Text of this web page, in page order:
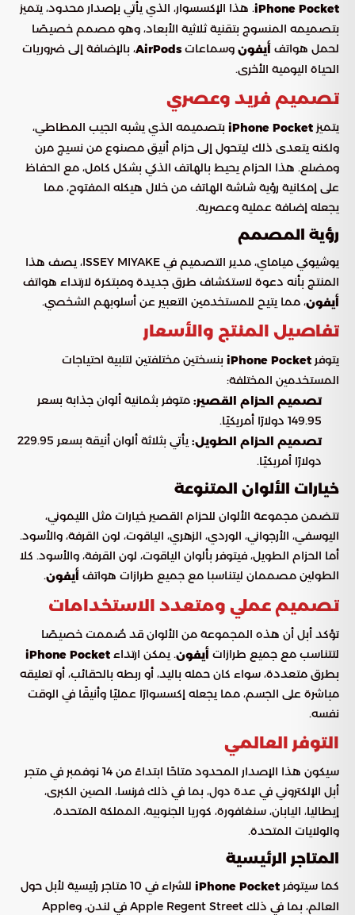
iPhone Pocket. هذا الإكسسوار، الذي يأتي بإصدار محدود، يتميز
بتصميمه المنسوج بتقنية ثلاثية الأبعاد، وهو مصمم خصيصًا
لحمل هواتف أيفون وسماعات AirPods، بالإضافة إلى ضروريات
الحياة اليومية الأخرى.
تصميم فريد وعصري
يتميز iPhone Pocket بتصميمه الذي يشبه الجيب المطاطي،
ولكنه يتعدى ذلك ليتحول إلى حزام أنيق مصنوع من نسيج مرن
ومضلع. هذا الحزام يحيط بالهاتف الذكي بشكل كامل، مع الحفاظ
على إمكانية رؤية شاشة الهاتف من خلال هيكله المفتوح، مما
يجعله إضافة عملية وعصرية.
رؤية المصمم
يوشيوكي مياماي، مدير التصميم في ISSEY MIYAKE، يصف هذا
المنتج بأنه دعوة لاستكشاف طرق جديدة ومبتكرة لارتداء هواتف
أيفون، مما يتيح للمستخدمين التعبير عن أسلوبهم الشخصي.
تفاصيل المنتج والأسعار
يتوفر iPhone Pocket بنسختين مختلفتين لتلبية احتياجات
المستخدمين المختلفة:
تصميم الحزام القصير: متوفر بثمانية ألوان جذابة بسعر
149.95 دولارًا أمريكيًا.
تصميم الحزام الطويل:
يأتي بثلاثة ألوان أنيقة بسعر 229.95
دولارًا أمريكيًا.
خيارات الألوان المتنوعة
تتضمن مجموعة الألوان للحزام القصير خيارات مثل الليموني،
اليوسفي، الأرجواني، الوردي، الزهري، الياقوت، لون القرفة، والأسود.
أما الحزام الطويل، فيتوفر بألوان الياقوت، لون القرفة، والأسود. كلا
الطولين مصممان ليتناسبا مع جميع طرازات هواتف أيفون.
تصميم عملي ومتعدد الاستخدامات
تؤكد أبل أن هذه المجموعة من الألوان قد صُممت خصيصًا
لتتناسب مع جميع طرازات أيفون. يمكن ارتداء iPhone Pocket
بطرق متعددة، سواء كان حمله باليد، أو ربطه بالحقائب، أو تعليقه
مباشرة على الجسم، مما يجعله إكسسوارًا عمليًا وأنيقًا في الوقت
نفسه.
التوفر العالمي
سيكون هذا الإصدار المحدود متاحًا ابتداءً من 14 نوفمبر في متجر
أبل الإلكتروني في عدة دول، بما في ذلك فرنسا، الصين الكبرى،
إيطاليا، اليابان، سنغافورة، كوريا الجنوبية، المملكة المتحدة،
والولايات المتحدة.
المتاجر الرئيسية
كما سيتوفر iPhone Pocket
للشراء في 10 متاجر رئيسية لأبل حول
العالم، بما في ذلك Apple Regent Street في لندن، وApple